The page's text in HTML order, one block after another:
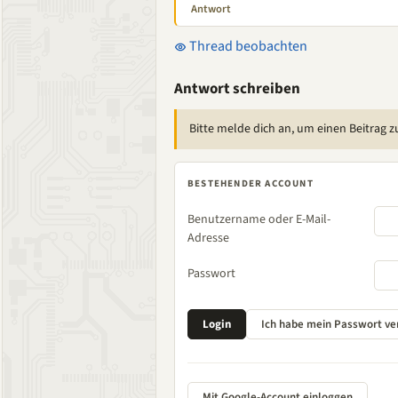
Antwort
Thread beobachten
Antwort schreiben
Bitte melde dich an, um einen Beitrag
BESTEHENDER ACCOUNT
Benutzername oder E-Mail-
Adresse
Passwort